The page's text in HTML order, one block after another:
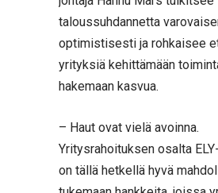
taloussuhdannetta
optimistisesti ja rohkaisee
yrityksiä kehittämään
hakemaan kasvua.
– Haut ovat vielä avoinna.
Yritysrahoituksen osalta
on tällä hetkellä hyvä